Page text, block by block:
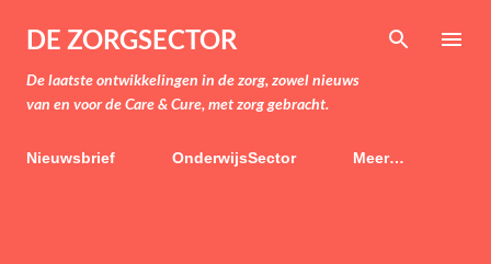
Doorgaan naar hoofdcontent
DE ZORGSECTOR
De laatste ontwikkelingen in de zorg, zowel nieuws
van en voor de Care & Cure, met zorg gebracht.
Nieuwsbrief OnderwijsSector Meer…